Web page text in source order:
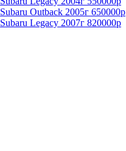
Subaru Outback 2005г 650000р
Subaru Legacy 2007г 820000р